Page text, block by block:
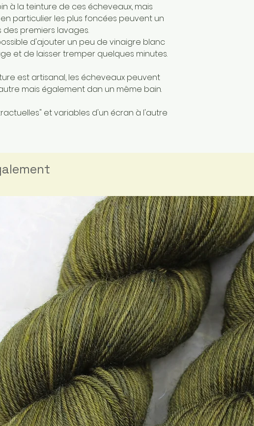
à la teinture de ces écheveaux, mais
particulier les plus foncées peuvent un
premiers lavages.
d'ajouter un peu de vinaigre blanc
et de laisser tremper quelques minutes.
est artisanal, les écheveaux peuvent
mais également dan un même bain.
et variables d'un écran à l'autre